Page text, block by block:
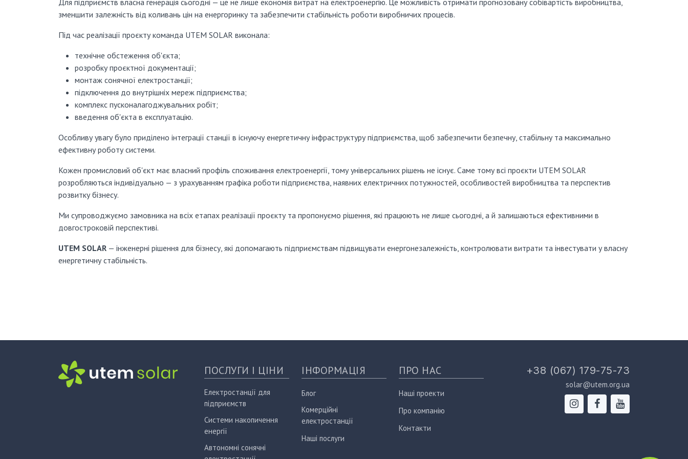
зменшити залежність від коливань цін на енергоринку та забезпечити стабільність роботи виробничих процесів.
Під час реалізації проєкту команда UTEM SOLAR виконала:
технічне обстеження об'єкта;
розробку проєктної документації;
монтаж сонячної електростанції;
підключення до внутрішніх мереж підприємства;
комплекс пусконалагоджувальних робіт;
введення об'єкта в експлуатацію.
Особливу увагу було приділено інтеграції станції в існуючу енергетичну інфраструктуру підприємства, щоб забезпечити безпечну, стабільну та максимально
ефективну роботу системи.
Кожен промисловий об'єкт має власний профіль споживання електроенергії, тому універсальних рішень не існує. Саме тому всі проєкти UTEM SOLAR
розробляються індивідуально — з урахуванням графіка роботи підприємства, наявних електричних потужностей, особливостей виробництва та перспектив
розвитку бізнесу.
Ми супроводжуємо замовника на всіх етапах реалізації проєкту та пропонуємо рішення, які працюють не лише сьогодні, а й залишаються ефективними в
довгостроковій перспективі.
UTEM SOLAR — інженерні рішення для бізнесу, які допомагають підприємствам підвищувати енергонезалежність, контролювати витрати та інвестувати у власну
енергетичну стабільність.
ПОСЛУГИ І ЦІНИ
Електростанції для
підприємств
Системи накопичення
енергії
Автономні сонячні
ІНФОРМАЦІЯ
Блог
Комерційні
електростанції
Наші послуги
ПРО НАС
Наші проекти
Про компанію
Контакти
+38 (067) 179-75-73
solar@utem.org.ua